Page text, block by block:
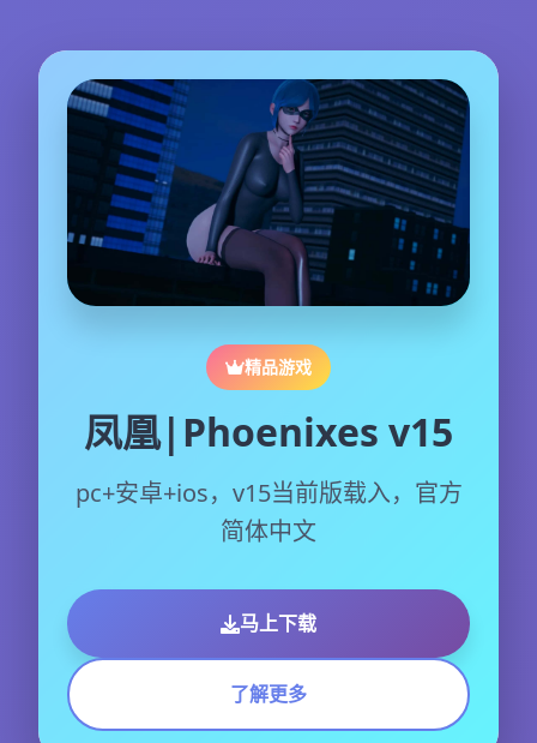
精品游戏
凤凰|Phoenixes v15
pc+安卓+ios，v15当前版载入，官方
简体中文
马上下载
了解更多